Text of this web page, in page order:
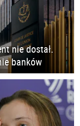
nie dostał.
banków